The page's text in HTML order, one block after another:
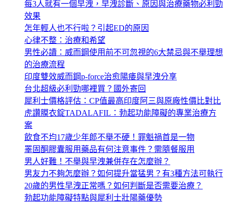
每3人就有一個早洩，早洩診斷、原因與治療藥物必利勁
效果
怎年輕人也不行啦？引起ED的原因
心律不整：治療和希望
男性必讀：威而鋼使用前不可忽視的6大禁忌與不舉理想
的治療流程
印度雙效威而鋼p-force治愈陽痿與早洩分享
台北超級必利勁哪裡買？國外寄回
犀利士價格評估：CP值最高印度阿三與原廠性價比對比
虎讚膜衣錠TADALAFIL：勃起功能障礙的專業治療方
案
飲食不均17歲少年郎不舉不硬！罪魁禍首是一物
睪固酮膠囊服用藥品有何注意事件？需隨餐服用
男人好難！不舉與早洩兼併存在怎麼辦？
男友力不夠怎麼辦？如何提升當猛男？有3種方法可執行
20歲的男性早洩正常嗎？如何判斷是否需要治療？
勃起功能障礙特點與犀利士壯陽藥優勢